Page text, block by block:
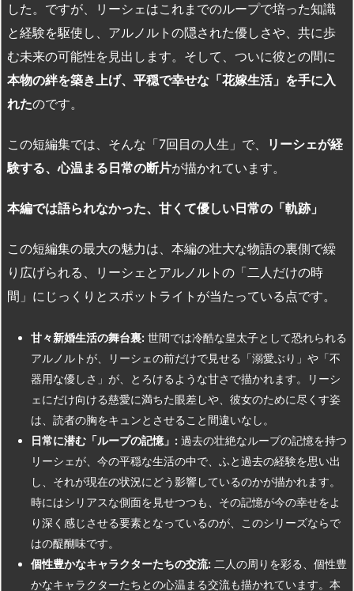
した。ですが、リーシェはこれまでのループで培った知識
と経験を駆使し、アルノルトの隠された優しさや、共に歩
む未来の可能性を見出します。そして、ついに彼との間に
本物の絆を築き上げ、平穏で幸せな「花嫁生活」を手に入
れたのです。
この短編集では、そんな「7回目の人生」で、
リーシェが経
験する、心温まる日常の断片が描かれています。
本編では語られなかった、甘くて優しい日常の「軌跡」
この短編集の最大の魅力は、本編の壮大な物語の裏側で繰
り広げられる、リーシェとアルノルトの「二人だけの時
間」にじっくりとスポットライトが当たっている点です。
甘々新婚生活の舞台裏: 世間では冷酷な皇太子として恐れられる
アルノルトが、リーシェの前だけで見せる「溺愛ぶり」や「不
器用な優しさ」が、とろけるような甘さで描かれます。リーシ
ェにだけ向ける慈愛に満ちた眼差しや、彼女のために尽くす姿
は、読者の胸をキュンとさせること間違いなし。
日常に潜む「ループの記憶」: 過去の壮絶なループの記憶を持つ
リーシェが、今の平穏な生活の中で、ふと過去の経験を思い出
し、それが現在の状況にどう影響しているのかが描かれます。
時にはシリアスな側面を見せつつも、その記憶が今の幸せをよ
り深く感じさせる要素となっているのが、このシリーズならで
はの醍醐味です。
個性豊かなキャラクターたちの交流: 二人の周りを彩る、個性豊
かなキャラクターたちとの心温まる交流も描かれています。本